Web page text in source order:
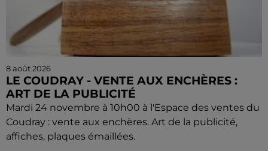
8 août 2026
LE COUDRAY - VENTE AUX ENCHÈRES :
ART DE LA PUBLICITÉ
Mardi 24 novembre à 10h00 à l'Espace des ventes du
Coudray : vente aux enchères. Art de la publicité,
affiches, plaques émaillées.